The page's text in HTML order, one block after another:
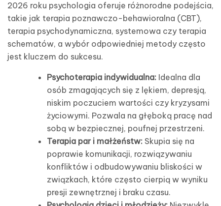
2026 roku psychologia oferuje różnorodne podejścia,
takie jak terapia poznawczo-behawioralna (CBT),
terapia psychodynamiczna, systemowa czy terapia
schematów, a wybór odpowiedniej metody często
jest kluczem do sukcesu.
Psychoterapia indywidualna: Idealna dla
osób zmagających się z lękiem, depresją,
niskim poczuciem wartości czy kryzysami
życiowymi. Pozwala na głęboką pracę nad
sobą w bezpiecznej, poufnej przestrzeni.
Terapia par i małżeństw: Skupia się na
poprawie komunikacji, rozwiązywaniu
konfliktów i odbudowywaniu bliskości w
związkach, które często cierpią w wyniku
presji zewnętrznej i braku czasu.